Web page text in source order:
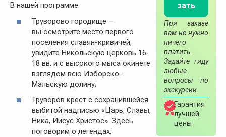
зать
При заказе
вам не нужно
ничего
платить.
Задайте гиду
любые
вопросы по
экскурсии.
Гарантия
лучшей
цены
В нашей программе:
Труворово городище —
вы осмотрите место первого
поселения славян-кривичей,
увидите Никольскую церковь 16-
18 вв. и с высокого мыса окинете
взглядом всю Изборско-
Мальскую долину;
Труворов крест с сохранившейся
выбитой надписью «Царь, Славы,
Ника, Иисус Христос». Здесь
поговорим о легендах,